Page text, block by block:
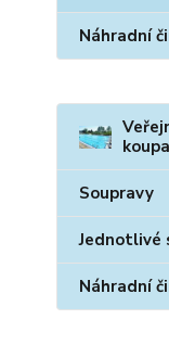
Náhradní
Soupravy
Jednotlivé
Náhradní